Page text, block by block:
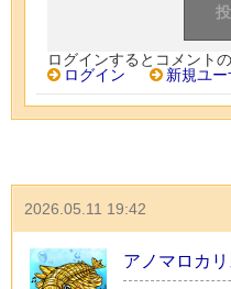
ログインするとコメント
ログイン
新規ユ
2026.05.11 19:42
アノマロカリ